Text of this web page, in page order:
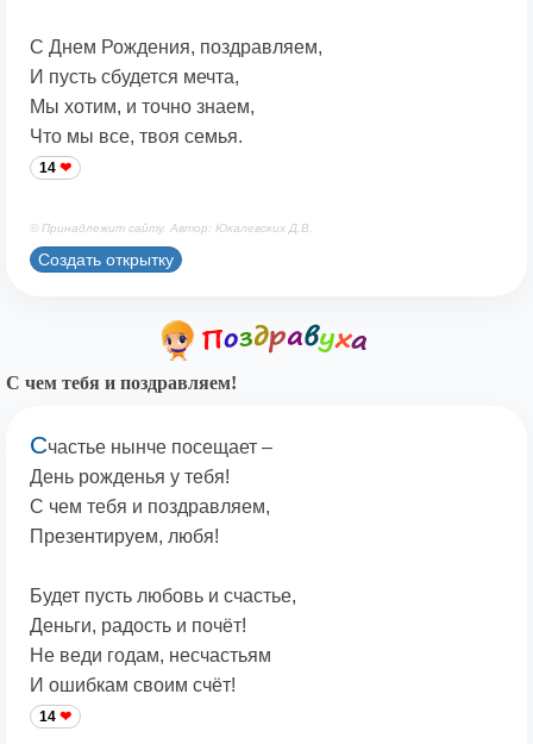
С Днем Рождения, поздравляем,
И пусть сбудется мечта,
Мы хотим, и точно знаем,
Что мы все, твоя семья.
14
© Принадлежит сайту. Автор: Юкалевских Д.В.
Создать открытку
С чем тебя и поздравляем!
Счастье нынче посещает –
День рожденья у тебя!
С чем тебя и поздравляем,
Презентируем, любя!
Будет пусть любовь и счастье,
Деньги, радость и почёт!
Не веди годам, несчастьям
И ошибкам своим счёт!
14